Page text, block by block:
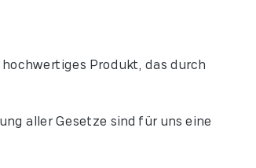
Produkt, das durch
aller Gesetze sind für uns eine